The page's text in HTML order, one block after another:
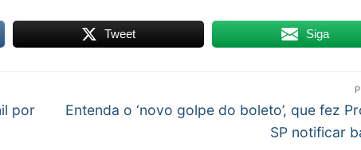
Tweet Siga
por
Próximo
Entenda o ‘novo golpe do boleto’, que fez
SP notificar